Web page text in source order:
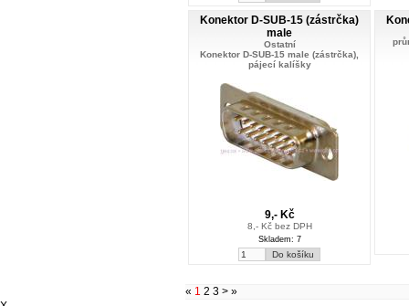
Konektor D-SUB-15 (zástrčka)
male
Ostatní
Konektor D-SUB-15 male (zástrčka),
pájecí kalíšky
9,- Kč
8,- Kč bez DPH
Skladem: 7
« 1 2 3 > »